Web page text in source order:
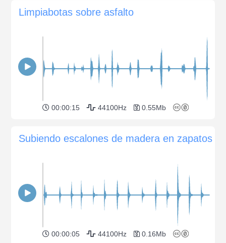
Limpiabotas sobre asfalto
00:00:15 44100Hz 0.55Mb
Subiendo escalones de madera en zapatos
00:00:05 44100Hz 0.16Mb